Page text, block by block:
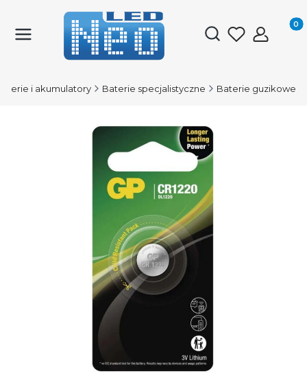
Otwórz
i akumulatory Baterie specjalistyczne Baterie guzikowe